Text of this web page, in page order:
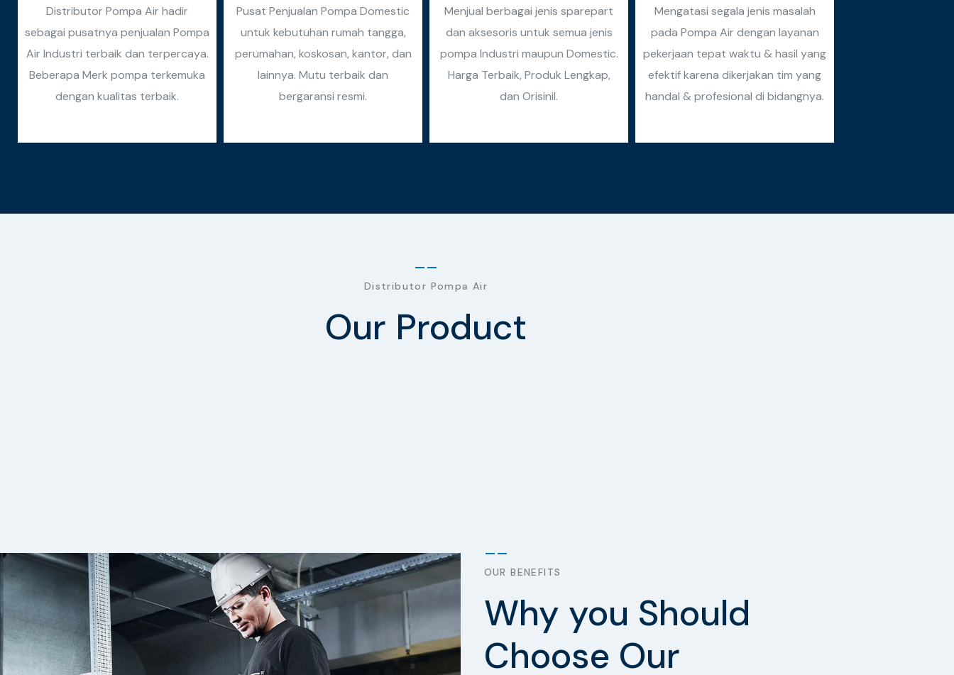
Distributor Pompa Air hadir
sebagai pusatnya penjualan Pompa
Air Industri terbaik dan terpercaya.
Beberapa Merk pompa terkemuka
dengan kualitas terbaik.
Pusat Penjualan Pompa Domestic
untuk kebutuhan rumah tangga,
perumahan, koskosan, kantor, dan
lainnya. Mutu terbaik dan
bergaransi resmi.
Menjual berbagai jenis sparepart
dan aksesoris untuk semua jenis
pompa Industri maupun Domestic.
Harga Terbaik, Produk Lengkap,
dan Orisinil.
Mengatasi segala jenis masalah
pada Pompa Air dengan layanan
pekerjaan tepat waktu & hasil yang
efektif karena dikerjakan tim yang
handal & profesional di bidangnya.
Distributor Pompa Air
Our Product
OUR BENEFITS
Why you Should
Choose Our